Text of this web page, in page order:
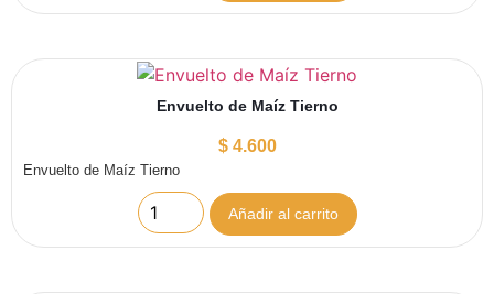
Envuelto de Maíz Tierno
$4.600
Envuelto de Maíz Tierno
Añadir al carrito